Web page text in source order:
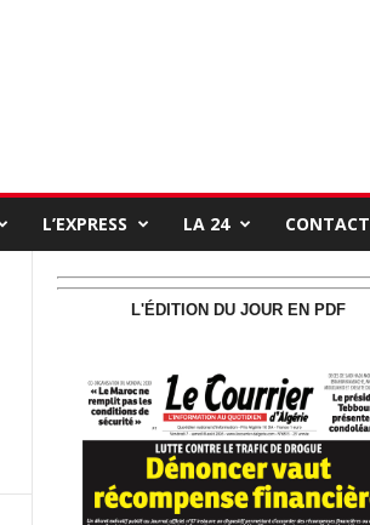
L’EXPRESS LA 24 CONTACT
L'ÉDITION DU JOUR EN PDF